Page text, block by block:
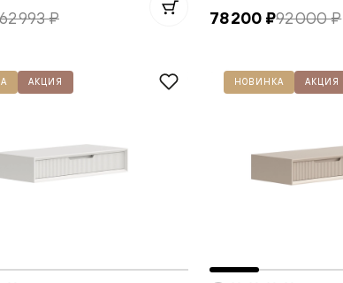
993 ₽ 78 200 ₽92 000 ₽
АКЦИЯ НОВИНКА АКЦИЯ